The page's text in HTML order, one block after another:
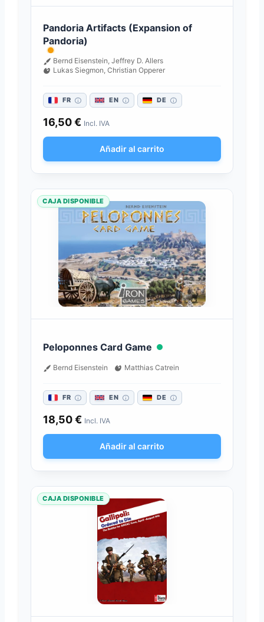
Pandoria Artifacts (Expansion of
Pandoria)
Bernd Eisenstein, Jeffrey D. Allers
Lukas Siegmon, Christian Opperer
FR EN DE
16,50€ Incl. IVA
Añadir al carrito
CAJA DISPONIBLE
Peloponnes Card Game
Bernd Eisenstein Matthias Catrein
FR EN DE
18,50€ Incl. IVA
Añadir al carrito
CAJA DISPONIBLE